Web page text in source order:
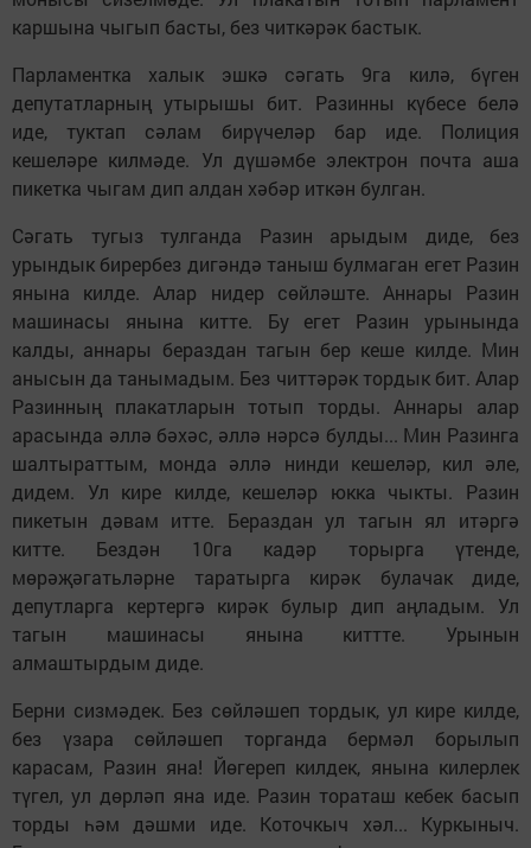
каршына чыгып басты, без читкәрәк бастык.
Парламентка халык эшкә сәгать 9га килә, бүген
депутатларның утырышы бит. Разинны күбесе белә
иде, туктап сәлам бирүчеләр бар иде. Полиция
кешеләре килмәде. Ул дүшәмбе электрон почта аша
пикетка чыгам дип алдан хәбәр иткән булган.
Сәгать тугыз тулганда Разин арыдым диде, без
урындык бирербез дигәндә таныш булмаган егет Разин
янына килде. Алар нидер сөйләште. Аннары Разин
машинасы янына китте. Бу егет Разин урынында
калды, аннары бераздан тагын бер кеше килде. Мин
анысын да танымадым. Без читтәрәк тордык бит. Алар
Разинның плакатларын тотып торды. Аннары алар
арасында әллә бәхәс, әллә нәрсә булды... Мин Разинга
шалтыраттым, монда әллә нинди кешеләр, кил әле,
дидем. Ул кире килде, кешеләр юкка чыкты. Разин
пикетын дәвам итте. Бераздан ул тагын ял итәргә
китте. Бездән 10га кадәр торырга үтенде,
мөрәҗәгатьләрне таратырга кирәк булачак диде,
депутларга кертергә кирәк булыр дип аңладым. Ул
тагын машинасы янына киттте. Урынын
алмаштырдым диде.
Берни сизмәдек. Без сөйләшеп тордык, ул кире килде,
без үзара сөйләшеп торганда бермәл борылып
карасам, Разин яна! Йөгереп килдек, янына килерлек
түгел, ул дөрләп яна иде. Разин тораташ кебек басып
торды һәм дәшми иде. Коточкыч хәл... Куркыныч.